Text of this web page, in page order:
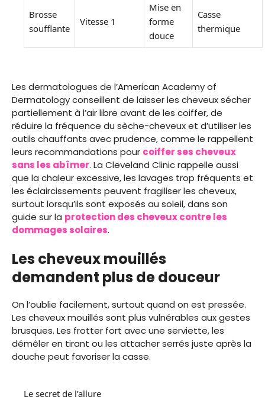
Brosse
soufflante
Vitesse 1
Mise en
forme
douce
Casse
thermique
Les dermatologues de l’American Academy of
Dermatology conseillent de laisser les cheveux sécher
partiellement à l’air libre avant de les coiffer, de
réduire la fréquence du sèche-cheveux et d’utiliser les
outils chauffants avec prudence, comme le rappellent
leurs recommandations pour coiffer ses cheveux
sans les abîmer. La Cleveland Clinic rappelle aussi
que la chaleur excessive, les lavages trop fréquents et
les éclaircissements peuvent fragiliser les cheveux,
surtout lorsqu’ils sont exposés au soleil, dans son
guide sur la protection des cheveux contre les
dommages solaires.
Les cheveux mouillés
demandent plus de douceur
On l’oublie facilement, surtout quand on est pressée.
Les cheveux mouillés sont plus vulnérables aux gestes
brusques. Les frotter fort avec une serviette, les
démêler en tirant ou les attacher serrés juste après la
douche peut favoriser la casse.
Le secret de l’allure